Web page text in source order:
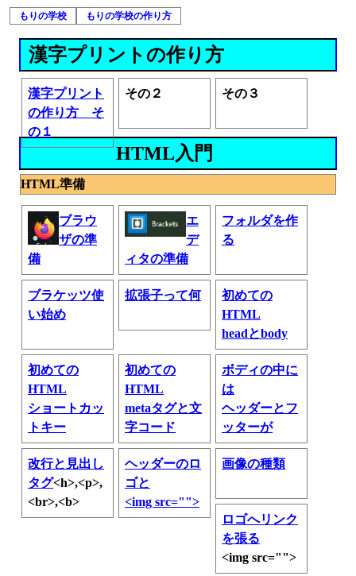
もりの学校 もりの学校の作り方
漢字プリントの作り方
漢字プリント
の作り方 そ
の１
その２ その３
HTML入門
HTML準備
ブラウ
ザの準
備
エ
デ
ィタの準備
フォルダを作
る
ブラケッツ使
い始め
拡張子って何
初めての
HTML
headとbody
初めての
HTML
ショートカッ
トキー
初めての
HTML
metaタグと文
字コード
ボディの中に
は
ヘッダーとフ
ッターが
改行と見出し
タグ<h>,<p>,
<br>,<b>
ヘッダーのロ
ゴと
<img src="">
画像の種類
ロゴへリンク
を張る
<img src="">